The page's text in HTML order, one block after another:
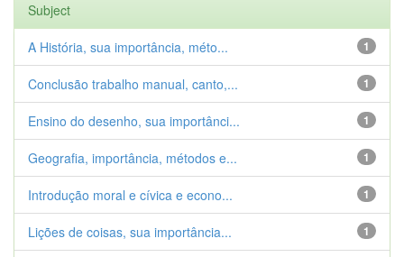
Subject
1
A História, sua importância, méto...
1
Conclusão trabalho manual, canto,...
1
Ensino do desenho, sua importânci...
1
Geografia, importância, métodos e...
1
Introdução moral e cívica e econo...
1
Lições de coisas, sua importância...